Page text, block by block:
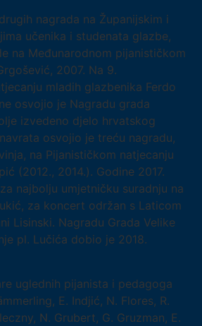
nagrada na Županijskim i
učenika i studenata glazbe,
na Međunarodnom pijanističkom
2007. Na 9.
mladih glazbenika Ferdo
osvojio je Nagradu grada
izvedeno djelo hrvatskog
osvojio je treću nagradu,
na Pijanističkom natjecanju
(2012., 2014.). Godine 2017.
najbolju umjetničku suradnju na
za koncert održan s Laticom
Lisinski. Nagradu Grada Velike
pl. Lučića dobio je 2018.
uglednih pijanista i pedagoga
E. Indjić, N. Flores, R.
N. Grubert, G. Gruzman, E.